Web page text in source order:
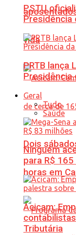
vida
Dois
horas em
PSTU
Presidência
PRTB lança
Presidência
Geral
Tudo
Saúde
Ninguém
para R$
Acicam:
Tributária